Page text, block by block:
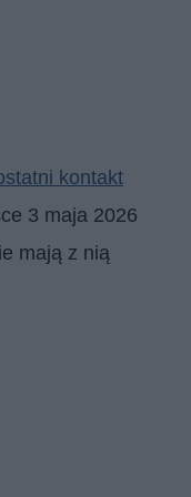
kontakt
3 maja 2026
mają z nią